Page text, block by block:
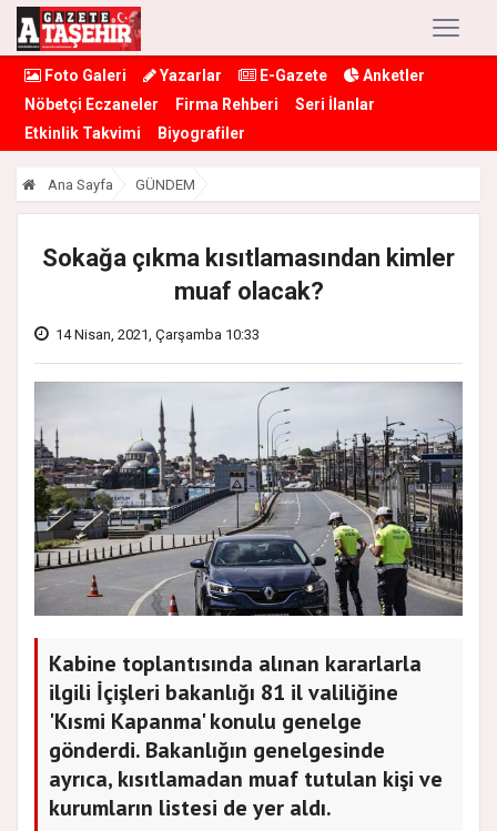
Foto Galeri Yazarlar E-Gazete
Anketler
Nöbetçi Eczaneler
Firma Rehberi
Seri İlanlar
Etkinlik Takvimi
Biyografiler
Ana Sayfa GÜNDEM
Sokağa çıkma kısıtlamasından kimler
muaf olacak?
14 Nisan, 2021, Çarşamba 10:33
Kabine toplantısında alınan kararlarla
ilgili İçişleri bakanlığı 81 il valiliğine
'Kısmi Kapanma' konulu genelge
gönderdi. Bakanlığın genelgesinde
ayrıca, kısıtlamadan muaf tutulan kişi ve
kurumların listesi de yer aldı.